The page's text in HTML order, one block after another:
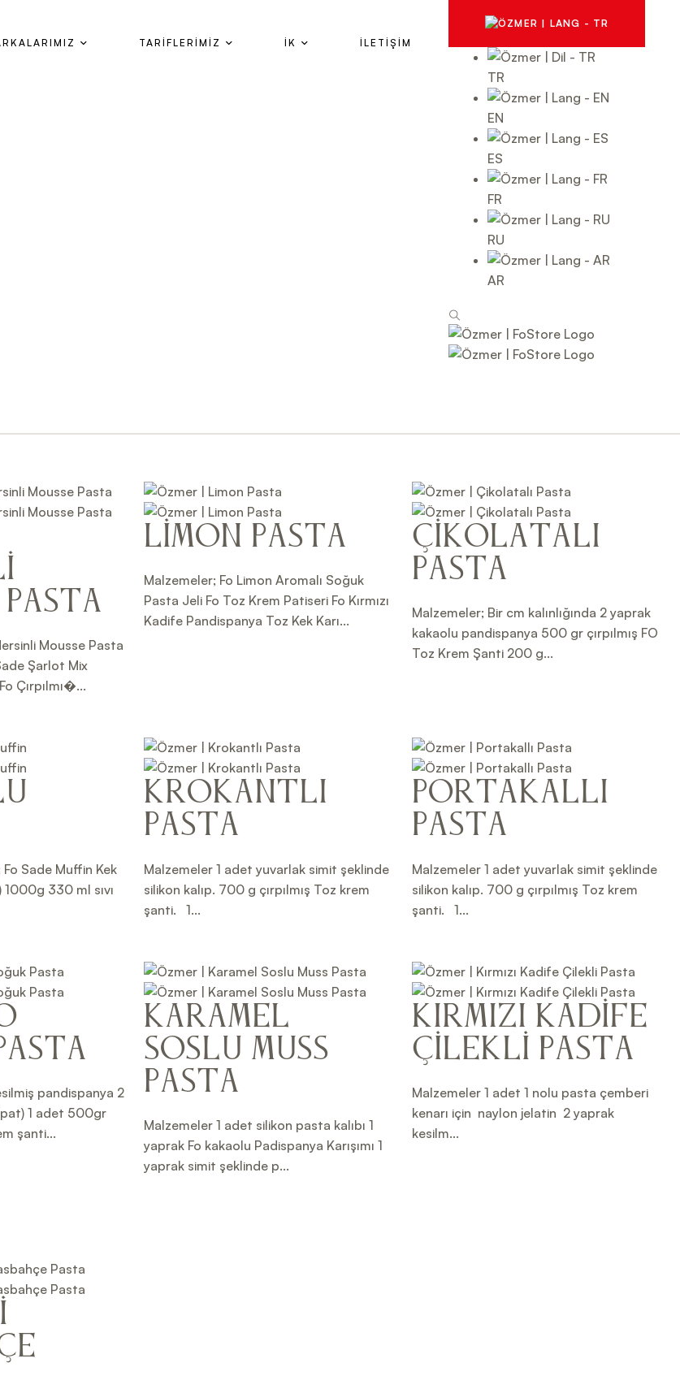
TARİFLERİMİZ İK İLETİŞİM
TR
EN
ES
FR
RU
AR
Pasta
Mousse Pasta
Şarlot Mix
Çırpılmı�...
Limon Pasta
Malzemeler; Fo Limon Aromalı Soğuk
Pasta Jeli Fo Toz Krem Patiseri Fo Kırmızı
Kadife Pandispanya Toz Kek Karı...
Çikolatalı
Pasta
Malzemeler; Bir cm kalınlığında 2 yaprak
kakaolu pandispanya 500 gr çırpılmış FO
Toz Krem Şanti 200 g...
Sade Muffin Kek
1000g 330 ml sıvı
Krokantlı
Pasta
Malzemeler 1 adet yuvarlak simit şeklinde
silikon kalıp. 700 g çırpılmış Toz krem
şanti. 1...
Portakallı
Pasta
Malzemeler 1 adet yuvarlak simit şeklinde
silikon kalıp. 700 g çırpılmış Toz krem
şanti. 1...
pandispanya 2
1 adet 500gr
şanti...
Karamel
Soslu Muss
Pasta
Malzemeler 1 adet silikon pasta kalıbı 1
yaprak Fo kakaolu Padispanya Karışımı 1
yaprak simit şeklinde p...
Kırmızı Kadife
Çilekli Pasta
Malzemeler 1 adet 1 nolu pasta çemberi
kenarı için naylon jelatin 2 yaprak
kesilm...